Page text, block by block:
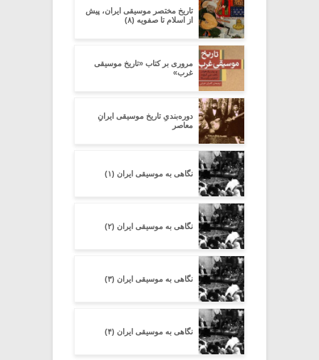
تاریخ مختصر موسیقی ایران، پیش
از اسلام تا صفویه (۸)
مروری بر کتاب «تاریخ موسیقی
غرب»
دوره‌بندیِ تاریخ موسیقی ایرانِ
معاصر
نگاهی به موسیقی ایران (۱)
نگاهی به موسیقی ایران (۲)
نگاهی به موسیقی ایران (۳)
نگاهی به موسیقی ایران (۴)